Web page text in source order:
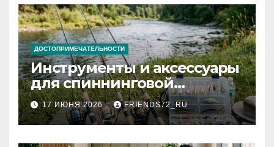
ДОСТОПРИМЕЧАТЕЛЬНОСТИ
Инструменты и аксессуары
для спиннинговой
рыбалки: назначение и
типы
17 ИЮНЯ 2026 FRIENDS72_RU